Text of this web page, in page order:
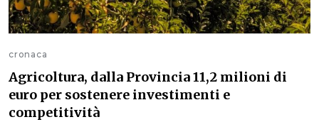
cronaca
Agricoltura, dalla Provincia 11,2 milioni di
euro per sostenere investimenti e
competitività